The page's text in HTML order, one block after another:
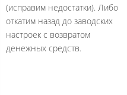
(исправим недостатки). Либо
откатим назад до заводских
настроек с возвратом
денежных средств.